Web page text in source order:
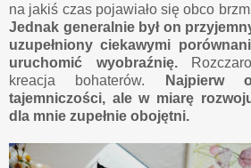
na jakiś czas pojawiało się obco
Jednak generalnie był on
uzupełniony ciekawymi
uruchomić wyobraźnię.
kreacja bohaterów.
Najpierw
tajemniczości, ale w miarę
dla mnie zupełnie obojętni.